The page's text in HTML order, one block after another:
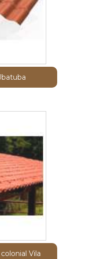
Vila